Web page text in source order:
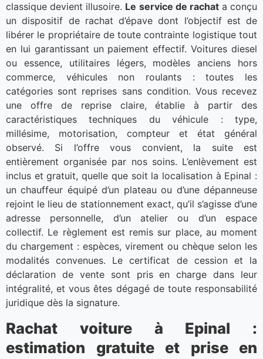
classique devient illusoire. Le service de rachata conçu
un dispositif de rachat d’épave dont l’objectif est de
libérer le propriétaire de toute contrainte logistique tout
en lui garantissant un paiement effectif. Voitures diesel
ou essence, utilitaires légers, modèles anciens hors
commerce, véhicules non roulants : toutes les
catégories sont reprises sans condition. Vous recevez
une offre de reprise claire, établie à partir des
caractéristiques techniques du véhicule : type,
millésime, motorisation, compteur et état général
observé. Si l’offre vous convient, la suite est
entièrement organisée par nos soins. L’enlèvement est
inclus et gratuit, quelle que soit la localisation à Epinal :
un chauffeur équipé d’un plateau ou d’une dépanneuse
rejoint le lieu de stationnement exact, qu’il s’agisse d’une
adresse personnelle, d’un atelier ou d’un espace
collectif. Le règlement est remis sur place, au moment
du chargement : espèces, virement ou chèque selon les
modalités convenues. Le certificat de cession et la
déclaration de vente sont pris en charge dans leur
intégralité, et vous êtes dégagé de toute responsabilité
juridique dès la signature.
Rachat voiture à Epinal :
estimation gratuite et prise en